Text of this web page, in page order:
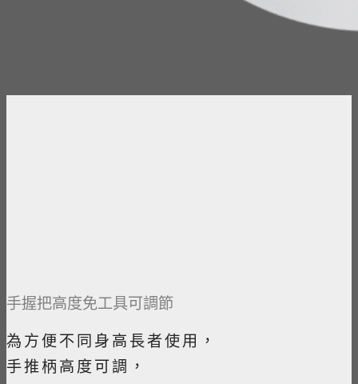
手握把高度免工具可調節
為方便不同身高長者使用，
手推柄高度可調，